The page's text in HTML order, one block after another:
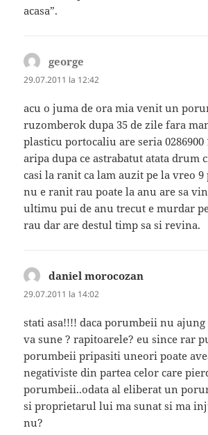
acasa”.
george
29.07.2011 la 12:42
acu o juma de ora mia venit un
ruzomberok dupa 35 de zile fara
plasticu portocaliu are seria
aripa dupa ce astrabatut atata drum
casi la ranit ca lam auzit pe la vreo 9
nu e ranit rau poate la anu are sa
ultimu pui de anu trecut e murdar
rau dar are destul timp sa si revina.
daniel morocozan
29.07.2011 la 14:02
stati asa!!!! daca porumbeii nu ajung
va sune ? rapitoarele? eu since rar
porumbeii pripasiti uneori poate
negativiste din partea celor care
porumbeii..odata al eliberat un
si proprietarul lui ma sunat si ma
nu?